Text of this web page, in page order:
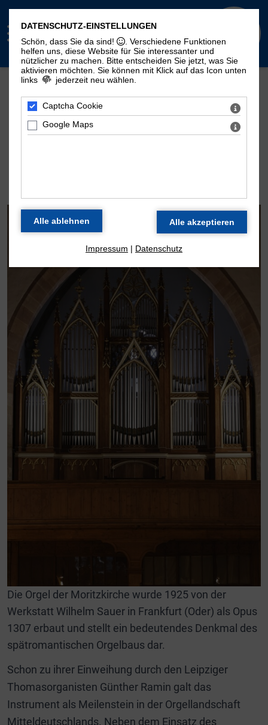
Mehr Seiten zum Thema "Moritzorgel":
Geschichte
Zeitstrahl
Disposition
Kontakt
Die Orgel der Moritzkirche wurde 1925 von der
Werkstatt Wilhelm Sauer in Frankfurt (Oder) als Opus
1307 erbaut und stellt ein bedeutendes Denkmal des
spätromantischen Orgelbaus dar.
Schon zu ihrer Einweihung durch den Leipziger
Thomasorganisten Günther Ramin galt das
Instrument als Meilenstein in der Orgellandschaft
Mitteldeutschlands. Neben dem Einsatz des
DATENSCHUTZ-EINSTELLUNGEN
Schön, dass Sie da sind!
. Verschiedene Funktionen
helfen uns, diese Website für Sie interessanter und
nützlicher zu machen.
Bitte entscheiden Sie jetzt, was Sie
aktivieren möchten. Sie können mit Klick auf das Icon unten
links
jederzeit neu wählen.
Captcha Cookie
Google Maps
Impressum | Datenschutz